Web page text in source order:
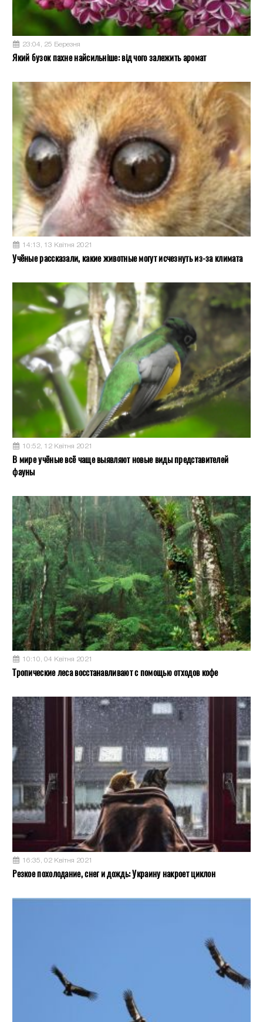
23:04, 25 Березня
Який бузок пахне найсильніше: від чого залежить аромат
14:13, 13 Квітня 2021
Учёные рассказали, какие животные могут исчезнуть из-за климата
10:52, 12 Квітня 2021
В мире учёные всё чаще выявляют новые виды представителей
фауны
10:10, 04 Квітня 2021
Тропические леса восстанавливают с помощью отходов кофе
16:35, 02 Квітня 2021
Резкое похолодание, снег и дождь: Украину накроет циклон